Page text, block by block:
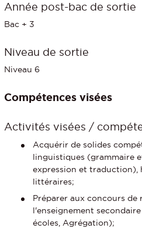
Année post-bac de sortie
Bac + 3
Niveau de sortie
Niveau 6
Compétences visées
Activités visées /
Acquérir de solides
linguistiques (grammaire
expression et traduction),
littéraires;
Préparer aux concours de
l'enseignement
écoles, Agrégation);